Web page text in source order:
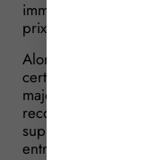
immobilière brute
prix de cession et le
Alors que le prix de
certains frais, le
majoré des
reconstruction,
supportées par le
entreprise.